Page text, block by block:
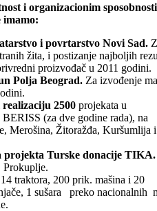
i organizacionim
imamo:
i povrtarstvo Novi Sad.
žita, i postizanje najboljih
proizvođač u 2011 godini.
Polja Beograd. Za izvođenje
2500 projekata u
(za dve godine rada), na
Merošina, Žitoražđa, Kuršumlija i
projekta Turske donacije TIKA.
Prokuplje.
traktora, 200 prik. mašina i 20
1 sušara preko nacionalnih